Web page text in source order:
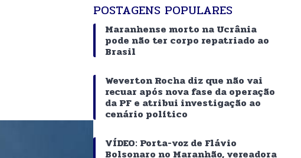
POSTAGENS POPULARES
Maranhense morto na Ucrânia
pode não ter corpo repatriado ao
Brasil
Weverton Rocha diz que não vai
recuar após nova fase da operação
da PF e atribui investigação ao
cenário político
VÍDEO: Porta-voz de Flávio
Bolsonaro no Maranhão, vereadora